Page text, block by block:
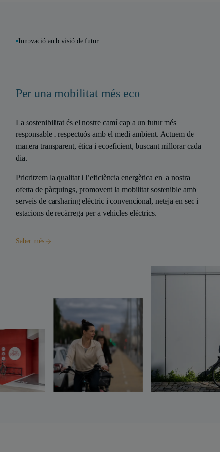
Innovació amb visió de futur
Per una mobilitat més eco
La sostenibilitat és el nostre camí cap a un futur més
responsable i respectuós amb el medi ambient. Actuem de
manera transparent, ètica i ecoeficient, buscant millorar cada
dia.
Prioritzem la qualitat i l’eficiència energètica en la nostra
oferta de pàrquings, promovent la mobilitat sostenible amb
serveis de carsharing elèctric i convencional, neteja en sec i
estacions de recàrrega per a vehicles elèctrics.
Saber més